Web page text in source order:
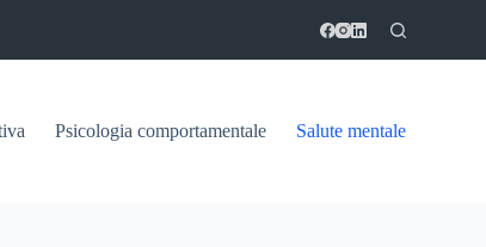
Psicologia comportamentale Salute mentale